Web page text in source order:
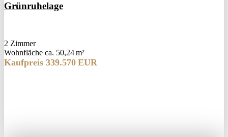
Grünruhelage
2 Zimmer
Wohnfläche ca. 50,24 m²
Kaufpreis 339.570 EUR